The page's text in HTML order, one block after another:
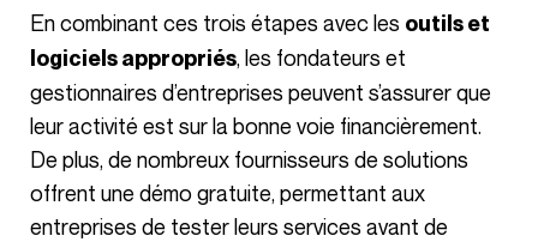
En combinant ces trois étapes avec les outils et
logiciels appropriés, les fondateurs et
gestionnaires d’entreprises peuvent s’assurer que
leur activité est sur la bonne voie financièrement.
De plus, de nombreux fournisseurs de solutions
offrent une démo gratuite, permettant aux
entreprises de tester leurs services avant de